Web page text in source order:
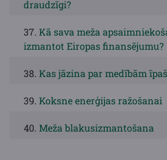
draudzīgi?
37. Kā sava meža
izmantot Eiropas finansējumu?
38. Kas jāzina par medībām
39. Koksne enerģijas ražošanai
40. Meža blakusizmantošana